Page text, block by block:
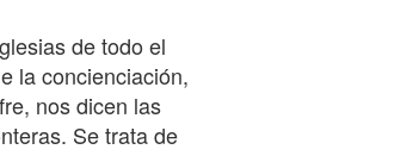
de todo el
la concienciación,
nos dicen las
Se trata de